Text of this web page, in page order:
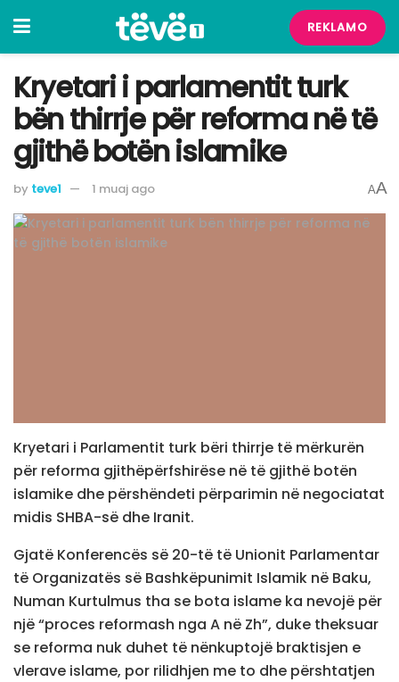
REKLAMO
Kryetari i parlamentit turk
bën thirrje për reforma në të
gjithë botën islamike
by teve1 1 muaj ago AA
Kryetari i Parlamentit turk bëri thirrje të mërkurën
për reforma gjithëpërfshirëse në të gjithë botën
islamike dhe përshëndeti përparimin në negociatat
midis SHBA-së dhe Iranit.
Gjatë Konferencës së 20-të të Unionit Parlamentar
të Organizatës së Bashkëpunimit Islamik në Baku,
Numan Kurtulmus tha se bota islame ka nevojë për
një “proces reformash nga A në Zh”, duke theksuar
se reforma nuk duhet të nënkuptojë braktisjen e
vlerave islame, por rilidhjen me to dhe përshtatjen